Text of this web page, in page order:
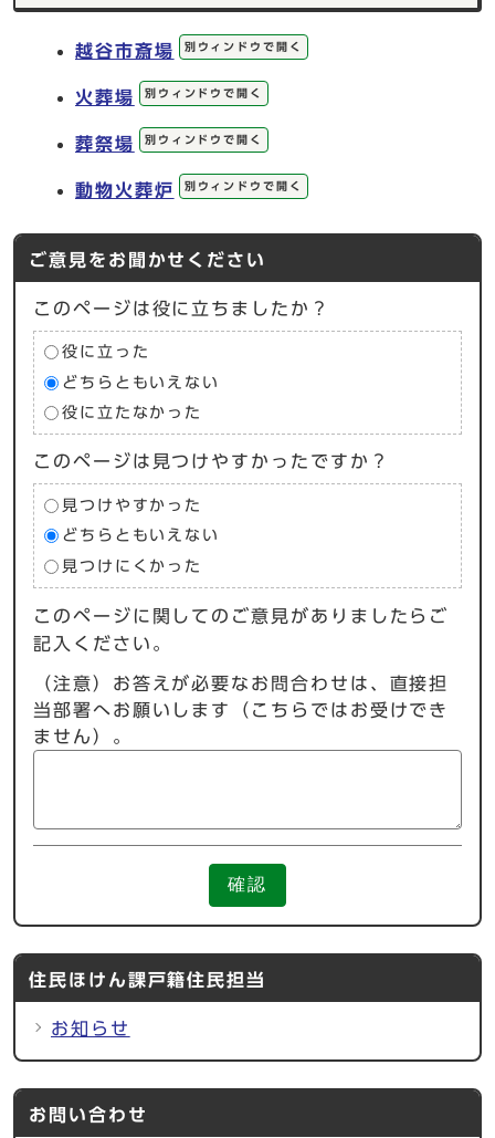
越谷市斎場 別ウィンドウで開く
火葬場 別ウィンドウで開く
葬祭場 別ウィンドウで開く
動物火葬炉 別ウィンドウで開く
ご意見をお聞かせください
このページは役に立ちましたか？
役に立った
どちらともいえない
役に立たなかった
このページは見つけやすかったですか？
見つけやすかった
どちらともいえない
見つけにくかった
このページに関してのご意見がありましたらご
記入ください。
（注意）お答えが必要なお問合わせは、直接担
当部署へお願いします（こちらではお受けでき
ません）。
確認
住民ほけん課戸籍住民担当
お知らせ
お問い合わせ